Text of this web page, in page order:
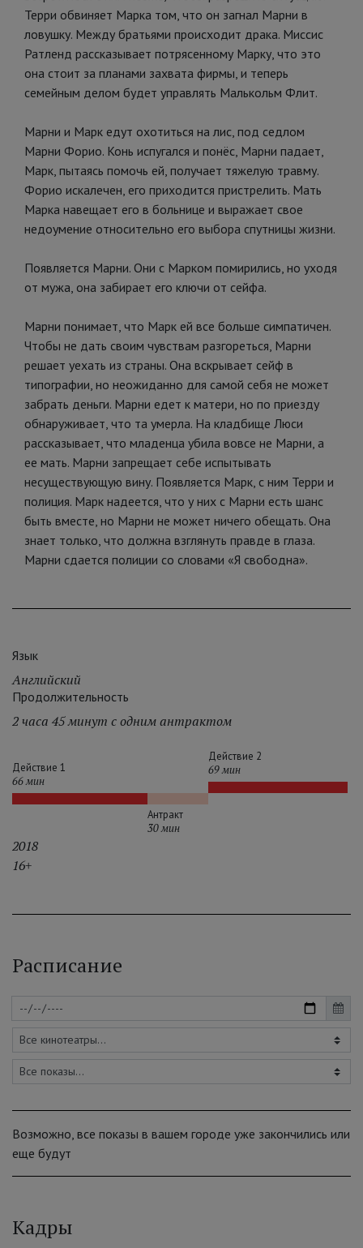
Терри обвиняет Марка том, что он загнал Марни в
ловушку. Между братьями происходит драка. Миссис
Ратленд рассказывает потрясенному Марку, что это
она стоит за планами захвата фирмы, и теперь
семейным делом будет управлять Малькольм Флит.
Марни и Марк едут охотиться на лис, под седлом
Марни Форио. Конь испугался и понёс, Марни падает,
Марк, пытаясь помочь ей, получает тяжелую травму.
Форио искалечен, его приходится пристрелить. Мать
Марка навещает его в больнице и выражает свое
недоумение относительно его выбора спутницы жизни.
Появляется Марни. Они с Марком помирились, но уходя
от мужа, она забирает его ключи от сейфа.
Марни понимает, что Марк ей все больше симпатичен.
Чтобы не дать своим чувствам разгореться, Марни
решает уехать из страны. Она вскрывает сейф в
типографии, но неожиданно для самой себя не может
забрать деньги. Марни едет к матери, но по приезду
обнаруживает, что та умерла. На кладбище Люси
рассказывает, что младенца убила вовсе не Марни, а
ее мать. Марни запрещает себе испытывать
несуществующую вину. Появляется Марк, с ним Терри и
полиция. Марк надеется, что у них с Марни есть шанс
быть вместе, но Марни не может ничего обещать. Она
знает только, что должна взглянуть правде в глаза.
Марни сдается полиции со словами «Я свободна».
Язык
Английский
Продолжительность
2 часа 45 минут с одним антрактом
Действие 1
66 мин
Антракт
30 мин
Действие 2
69 мин
2018
16+
Расписание
Возможно, все показы в вашем городе уже закончились или
еще будут
Кадры